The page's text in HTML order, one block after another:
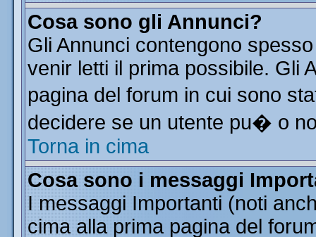
Cosa sono gli Annunci?
Gli Annunci contengono
venir letti il prima possibile. Gli
pagina del forum in cui sono
decidere se un utente pu� o
Torna in cima
Cosa sono i messaggi
I messaggi Importanti (noti
cima alla prima pagina del